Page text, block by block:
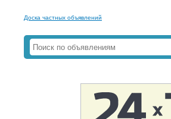
Доска частных объявлений